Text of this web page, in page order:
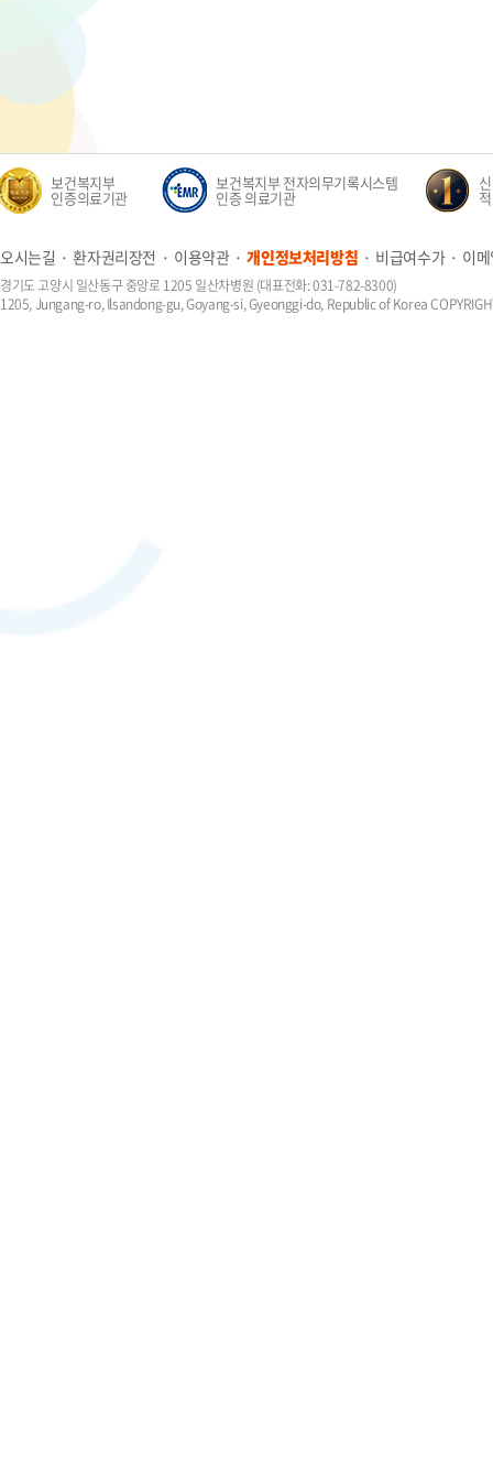
보건복지부
인증의료기관
보건복지부 전자의무기록시스템
인증 의료기관
신생
적정
오시는길 환자권리장전 이용약관 개인정보처리방침 비급여수가 이
경기도 고양시 일산동구 중앙로 1205 일산차병원 (대표전화: 031-782-8300)
1205, Jungang-ro, Ilsandong-gu, Goyang-si, Gyeonggi-do, Republic of Korea